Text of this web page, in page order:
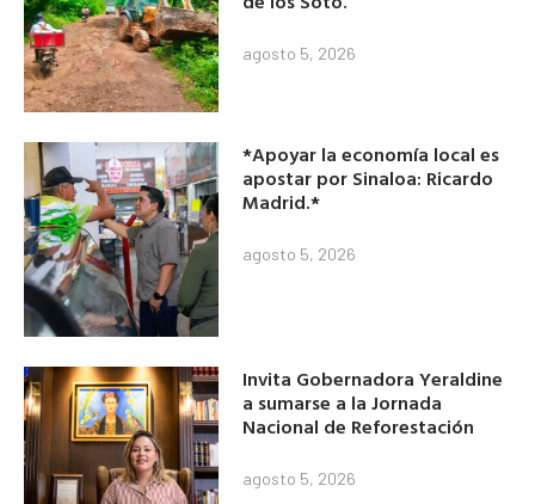
agosto 5, 2026
*Apoyar la economía local es
apostar por Sinaloa: Ricardo
Madrid.*
agosto 5, 2026
Invita Gobernadora Yeraldine
a sumarse a la Jornada
Nacional de Reforestación
agosto 5, 2026